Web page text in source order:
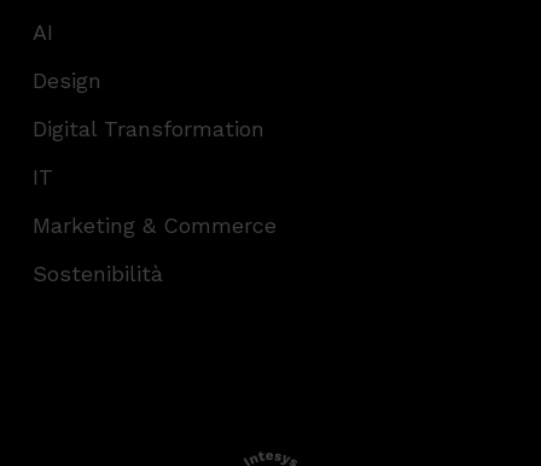
AI
Design
Digital Transformation
IT
Marketing & Commerce
Sostenibilità